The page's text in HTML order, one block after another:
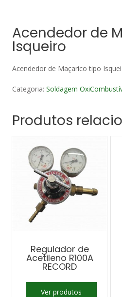
Acendedor de
Isqueiro
Acendedor de Maçarico tipo
Categoria: Soldagem
Produtos
Regulador de
Acetileno R100A
RECORD
Ver produtos